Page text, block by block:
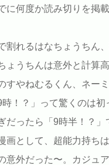
に何度か読み切りを掲
割れるはなちょうちん
ょうちんは意外と計算
すやねむるくん、ネー
時！？」って驚くのは
だったら「9時半！？」
画として、超能力持ち
意外だった〜。カジュ